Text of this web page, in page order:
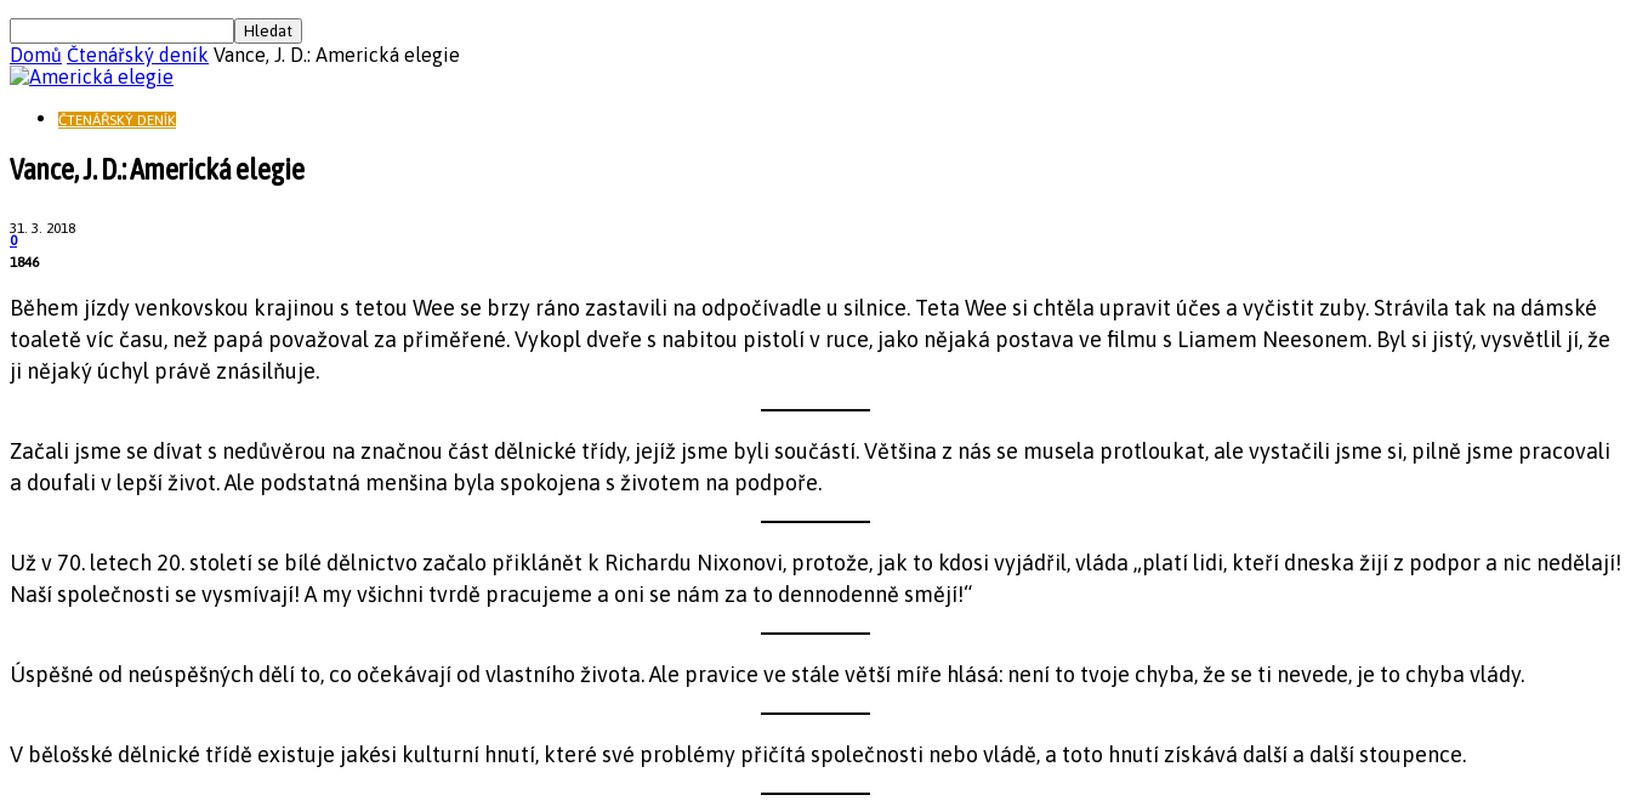
Domů Čtenářský deník Vance, J. D.: Americká elegie
ČTENÁŘSKÝ DENÍK
Vance, J. D.: Americká elegie
31. 3. 2018
0
1846
Během jízdy venkovskou krajinou s tetou Wee se brzy ráno zastavili na odpočívadle u silnice. Teta Wee si chtěla upravit účes a vyčistit zuby. Strávila tak na dámské
toaletě víc času, než papá považoval za přiměřené. Vykopl dveře s nabitou pistolí v ruce, jako nějaká postava ve filmu s Liamem Neesonem. Byl si jistý, vysvětlil jí, že
ji nějaký úchyl právě znásilňuje.
Začali jsme se dívat s nedůvěrou na značnou část dělnické třídy, jejíž jsme byli součástí. Většina z nás se musela protloukat, ale vystačili jsme si, pilně jsme pracovali
a doufali v lepší život. Ale podstatná menšina byla spokojena s životem na podpoře.
Už v 70. letech 20. století se bílé dělnictvo začalo přiklánět k Richardu Nixonovi, protože, jak to kdosi vyjádřil, vláda „platí lidi, kteří dneska žijí z podpor a nic nedělají!
Naší společnosti se vysmívají! A my všichni tvrdě pracujeme a oni se nám za to dennodenně smějí!“
Úspěšné od neúspěšných dělí to, co očekávají od vlastního života. Ale pravice ve stále větší míře hlásá: není to tvoje chyba, že se ti nevede, je to chyba vlády.
V bělošské dělnické třídě existuje jakési kulturní hnutí, které své problémy přičítá společnosti nebo vládě, a toto hnutí získává další a další stoupence.